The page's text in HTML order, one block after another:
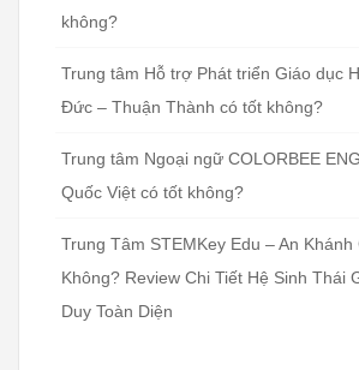
không?
Trung tâm Hỗ trợ Phát triển Giáo dục
Đức – Thuận Thành có tốt không?
Trung tâm Ngoại ngữ COLORBEE
Quốc Việt có tốt không?
Trung Tâm STEMKey Edu – An Khánh
Không? Review Chi Tiết Hệ Sinh Thái
Duy Toàn Diện